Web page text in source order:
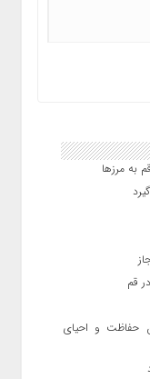
حفاظت و احیای